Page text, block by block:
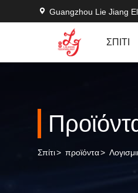
Guangzhou Lie Jiang
ΣΠΊΤΙ
Σπίτι> προϊόντα>